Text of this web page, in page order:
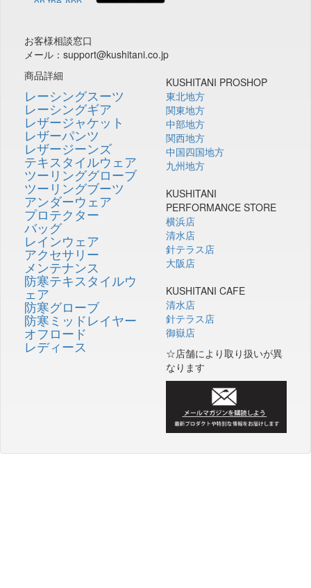
お客様相談窓口
メール：support@kushitani.co.jp
商品詳細
レーシングスーツ
レーシングギア
レザージャケット
レザーパンツ
レザージーンズ
テキスタイルウェア
ツーリンググローブ
ツーリングブーツ
アンダーウェア
プロテクター
バッグ
レインウェア
アクセサリー
メンテナンス
防寒テキスタイルウ
ェア
防寒グローブ
防寒ミッドレイヤー
オフロード
レディース
KUSHITANI PROSHOP
東北地方
関東地方
中部地方
関西地方
中国四国地方
九州地方
KUSHITANI
PERFORMANCE STORE
横浜店
清水店
針テラス店
大阪店
KUSHITANI CAFE
清水店
針テラス店
御嶽店
☆店舗により取り扱いが異
なります